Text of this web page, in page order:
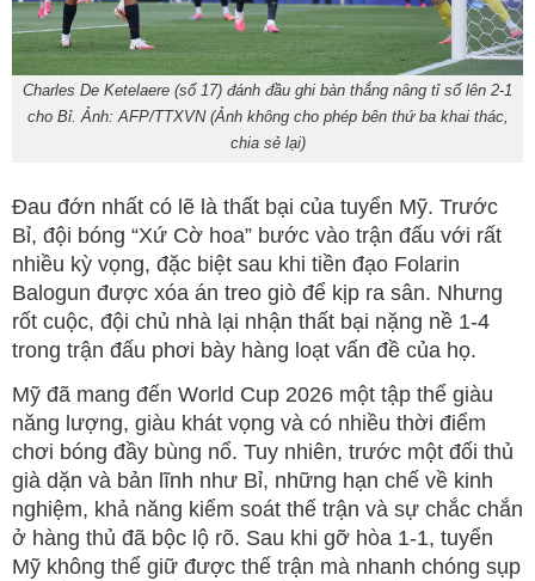
Charles De Ketelaere (số 17) đánh đầu ghi bàn thắng nâng tỉ số lên 2-1
cho Bỉ. Ảnh: AFP/TTXVN (Ảnh không cho phép bên thứ ba khai thác,
chia sẻ lại)
Đau đớn nhất có lẽ là thất bại của tuyển Mỹ. Trước
Bỉ, đội bóng “Xứ Cờ hoa” bước vào trận đấu với rất
nhiều kỳ vọng, đặc biệt sau khi tiền đạo Folarin
Balogun được xóa án treo giò để kịp ra sân. Nhưng
rốt cuộc, đội chủ nhà lại nhận thất bại nặng nề 1-4
trong trận đấu phơi bày hàng loạt vấn đề của họ.
Mỹ đã mang đến World Cup 2026 một tập thể giàu
năng lượng, giàu khát vọng và có nhiều thời điểm
chơi bóng đầy bùng nổ. Tuy nhiên, trước một đối thủ
già dặn và bản lĩnh như Bỉ, những hạn chế về kinh
nghiệm, khả năng kiểm soát thế trận và sự chắc chắn
ở hàng thủ đã bộc lộ rõ. Sau khi gỡ hòa 1-1, tuyển
Mỹ không thể giữ được thế trận mà nhanh chóng sụp